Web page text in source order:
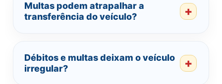
Multas podem atrapalhar a
transferência do veículo?
Débitos e multas deixam o veículo
irregular?